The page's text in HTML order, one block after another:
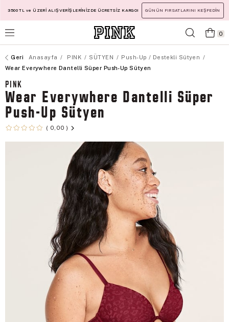
3500 TL ve ÜZERİ ALIŞVERİŞLERİNİZDE ÜCRETSİZ KARGO! GÜNÜN FIRSATLARINI KEŞFEDİN
0
Anasayfa PINK SÜTYEN
Push-Up / Destekli Sütyen
Wear Everywhere Dantelli Süper Push-Up Sütyen
PINK
Wear Everywhere Dantelli Süper
Push-Up Sütyen
0,00